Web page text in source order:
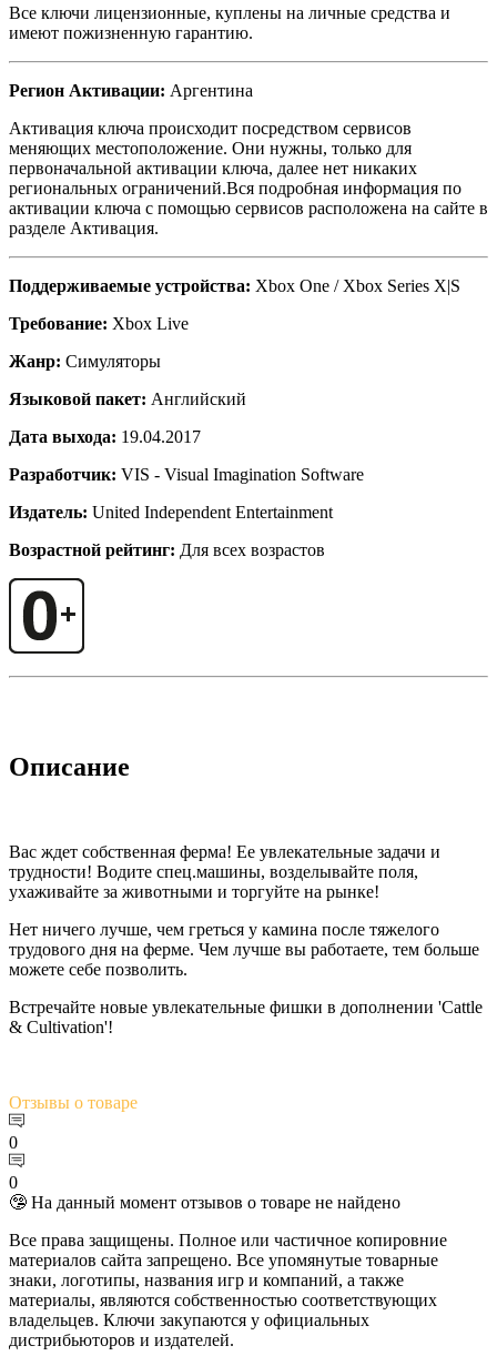
Все ключи лицензионные, куплены на личные средства и
имеют пожизненную гарантию.
Регион Активации: Аргентина
Активация ключа происходит посредством сервисов
меняющих местоположение. Они нужны, только для
первоначальной активации ключа, далее нет никаких
региональных ограничений.Вся подробная информация по
активации ключа с помощью сервисов расположена на сайте в
разделе Активация.
Поддерживаемые устройства: Xbox One / Xbox Series X|S
Требование: Xbox Live
Жанр: Симуляторы
Языковой пакет: Английский
Дата выхода: 19.04.2017
Разработчик: VIS - Visual Imagination Software
Издатель: United Independent Entertainment
Возрастной рейтинг: Для всех возрастов
Описание
Вас ждет собственная ферма! Ее увлекательные задачи и
трудности! Водите спец.машины, возделывайте поля,
ухаживайте за животными и торгуйте на рынке!
Нет ничего лучше, чем греться у камина после тяжелого
трудового дня на ферме. Чем лучше вы работаете, тем больше
можете себе позволить.
Встречайте новые увлекательные фишки в дополнении 'Cattle
& Cultivation'!
Отзывы о товаре
0
0
🤥 На данный момент отзывов о товаре не найдено
Все права защищены. Полное или частичное копировние
материалов сайта запрещено. Все упомянутые товарные
знаки, логотипы, названия игр и компаний, а также
материалы, являются собственностью соответствующих
владельцев. Ключи закупаются у официальных
дистрибьюторов и издателей.